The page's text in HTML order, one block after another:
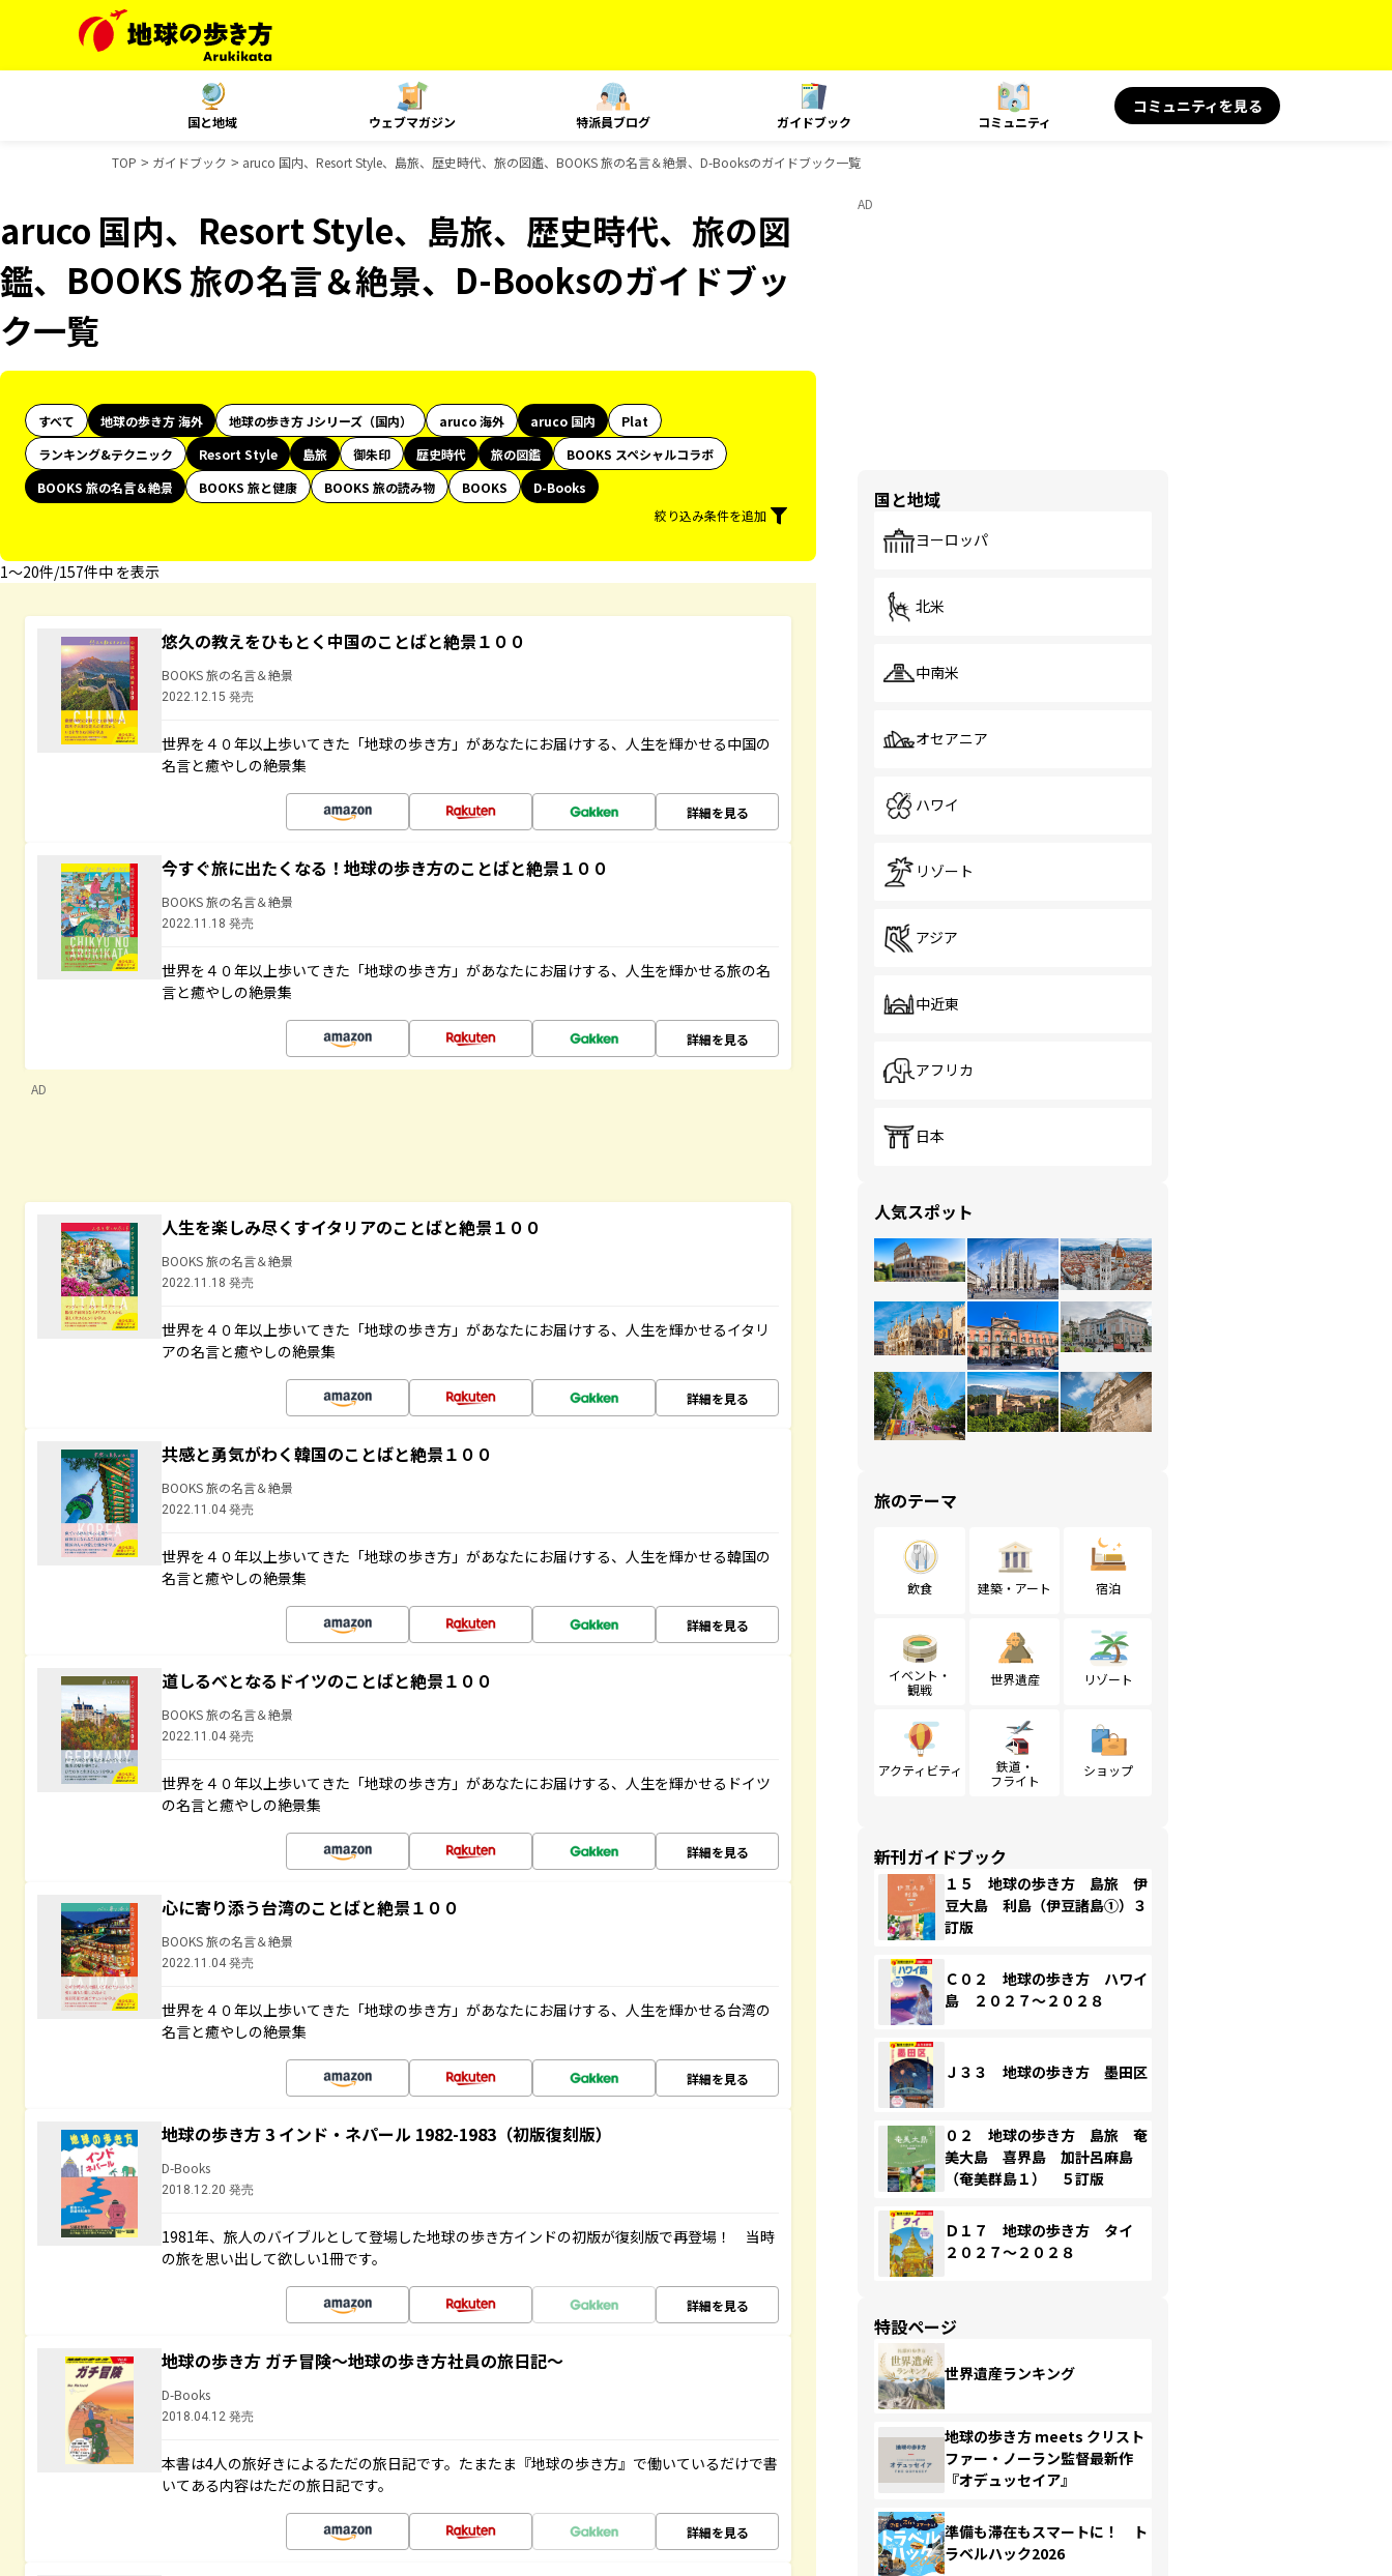
国と地域 ウェブマガジン 特派員ブログ ガイドブック コミュニティ
コミュニティを見る
TOP ガイドブック aruco 国内、Resort Style、島旅、歴史時代、旅の図鑑、BOOKS 旅の名言＆絶景、D-Booksのガイドブック一覧
aruco 国内、Resort Style、島旅、歴史時代、旅の図
鑑、BOOKS 旅の名言＆絶景、D-Booksのガイドブッ
ク一覧
すべて 地球の歩き方 海外 地球の歩き方 Jシリーズ（国内） aruco 海外 aruco 国内
Plat
ランキング&テクニック
Resort Style 島旅 御朱印 歴史時代 旅の図鑑
BOOKS スペシャルコラボ
BOOKS 旅の名言＆絶景
BOOKS 旅と健康 BOOKS 旅の読み物 BOOKS
D-Books
絞り込み条件を追加
1〜20件/157件中 を表示
悠久の教えをひもとく中国のことばと絶景１００
BOOKS 旅の名言＆絶景
2022.12.15 発売
世界を４０年以上歩いてきた「地球の歩き方」があなたにお届けする、人生を輝かせる中国の
名言と癒やしの絶景集
詳細を見る
今すぐ旅に出たくなる！地球の歩き方のことばと絶景１００
BOOKS 旅の名言＆絶景
2022.11.18 発売
世界を４０年以上歩いてきた「地球の歩き方」があなたにお届けする、人生を輝かせる旅の名
言と癒やしの絶景集
詳細を見る
AD
人生を楽しみ尽くすイタリアのことばと絶景１００
BOOKS 旅の名言＆絶景
2022.11.18 発売
世界を４０年以上歩いてきた「地球の歩き方」があなたにお届けする、人生を輝かせるイタリ
アの名言と癒やしの絶景集
詳細を見る
共感と勇気がわく韓国のことばと絶景１００
BOOKS 旅の名言＆絶景
2022.11.04 発売
世界を４０年以上歩いてきた「地球の歩き方」があなたにお届けする、人生を輝かせる韓国の
名言と癒やしの絶景集
詳細を見る
道しるべとなるドイツのことばと絶景１００
BOOKS 旅の名言＆絶景
2022.11.04 発売
世界を４０年以上歩いてきた「地球の歩き方」があなたにお届けする、人生を輝かせるドイツ
の名言と癒やしの絶景集
詳細を見る
心に寄り添う台湾のことばと絶景１００
BOOKS 旅の名言＆絶景
2022.11.04 発売
世界を４０年以上歩いてきた「地球の歩き方」があなたにお届けする、人生を輝かせる台湾の
名言と癒やしの絶景集
詳細を見る
地球の歩き方 3 インド・ネパール 1982-1983（初版復刻版）
D-Books
2018.12.20 発売
1981年、旅人のバイブルとして登場した地球の歩き方インドの初版が復刻版で再登場！ 当時
の旅を思い出して欲しい1冊です。
詳細を見る
地球の歩き方 ガチ冒険～地球の歩き方社員の旅日記～
D-Books
2018.04.12 発売
本書は4人の旅好きによるただの旅日記です。たまたま『地球の歩き方』で働いているだけで書
いてある内容はただの旅日記です。
詳細を見る
AD
国と地域
ヨーロッパ
北米
中南米
オセアニア
ハワイ
リゾート
アジア
中近東
アフリカ
日本
人気スポット
旅のテーマ
飲食 建築・アート 宿泊
イベント・
観戦
世界遺産 リゾート
アクティビティ
鉄道・
フライト
ショップ
新刊ガイドブック
１５ 地球の歩き方 島旅 伊
豆大島 利島（伊豆諸島①）３
訂版
Ｃ０２ 地球の歩き方 ハワイ
島 ２０２７～２０２８
Ｊ３３ 地球の歩き方 墨田区
０２ 地球の歩き方 島旅 奄
美大島 喜界島 加計呂麻島
（奄美群島１） ５訂版
Ｄ１７ 地球の歩き方 タイ
２０２７～２０２８
特設ページ
世界遺産ランキング
地球の歩き方 meets クリスト
ファー・ノーラン監督最新作
『オデュッセイア』
準備も滞在もスマートに！ ト
ラベルハック2026